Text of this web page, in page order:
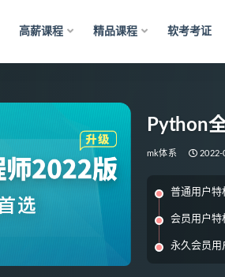
高薪课程 精品课程 软考考证
Python
mk体系 2022-
普通用户特
会员用户特
永久会员用